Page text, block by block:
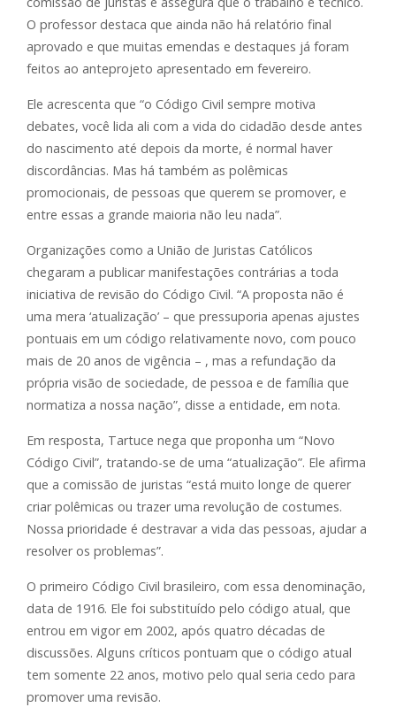
O professor destaca que ainda não há relatório final
aprovado e que muitas emendas e destaques já foram
feitos ao anteprojeto apresentado em fevereiro.
Ele acrescenta que “o Código Civil sempre motiva
debates, você lida ali com a vida do cidadão desde antes
do nascimento até depois da morte, é normal haver
discordâncias. Mas há também as polêmicas
promocionais, de pessoas que querem se promover, e
entre essas a grande maioria não leu nada”.
Organizações como a União de Juristas Católicos
chegaram a publicar manifestações contrárias a toda
iniciativa de revisão do Código Civil. “A proposta não é
uma mera ‘atualização’ – que pressuporia apenas ajustes
pontuais em um código relativamente novo, com pouco
mais de 20 anos de vigência – , mas a refundação da
própria visão de sociedade, de pessoa e de família que
normatiza a nossa nação”, disse a entidade, em nota.
Em resposta, Tartuce nega que proponha um “Novo
Código Civil”, tratando-se de uma “atualização”. Ele afirma
que a comissão de juristas “está muito longe de querer
criar polêmicas ou trazer uma revolução de costumes.
Nossa prioridade é destravar a vida das pessoas, ajudar a
resolver os problemas”.
O primeiro Código Civil brasileiro, com essa denominação,
data de 1916. Ele foi substituído pelo código atual, que
entrou em vigor em 2002, após quatro décadas de
discussões. Alguns críticos pontuam que o código atual
tem somente 22 anos, motivo pelo qual seria cedo para
promover uma revisão.